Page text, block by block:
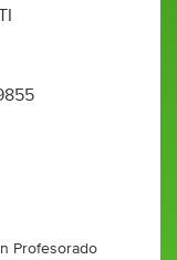
Profesorado